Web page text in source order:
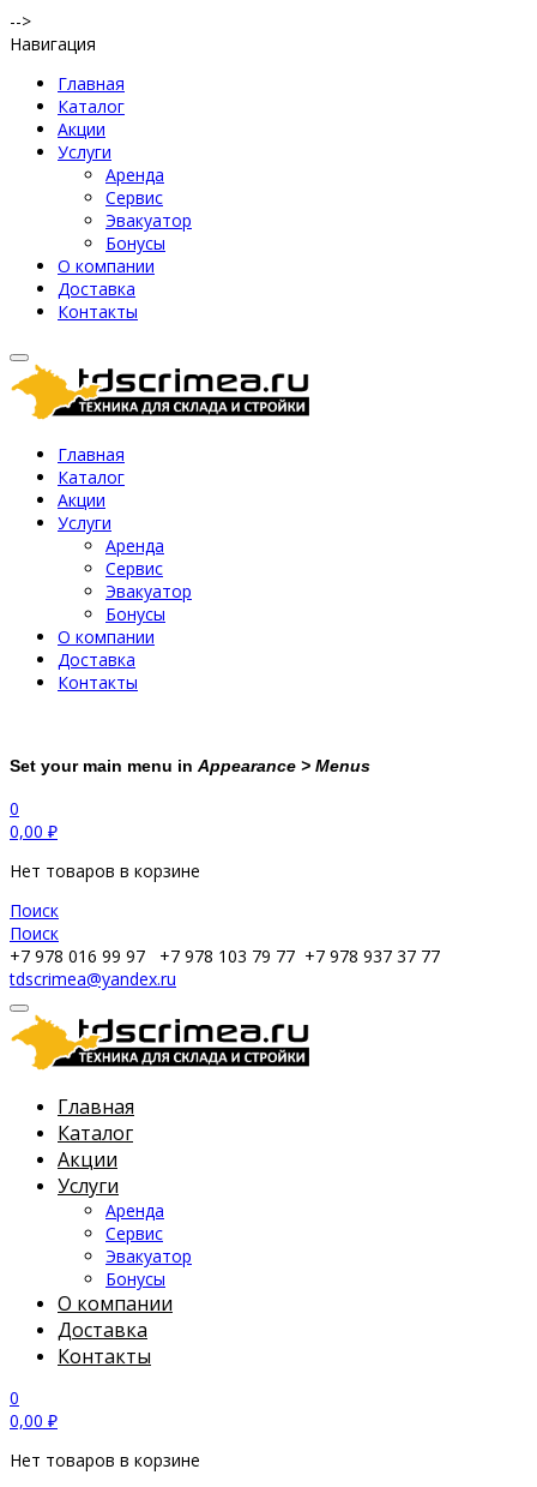
-->
Навигация
Главная
Каталог
Акции
Услуги
Аренда
Сервис
Эвакуатор
Бонусы
О компании
Доставка
Контакты
Главная
Каталог
Акции
Услуги
Аренда
Сервис
Эвакуатор
Бонусы
О компании
Доставка
Контакты
Set your main menu in Appearance > Menus
0
0,00 ₽
Нет товаров в корзине
Поиск
Поиск
+7 978 016 99 97
+7 978 103 79 77 +7 978 937 37 77
tdscrimea@yandex.ru
Главная
Каталог
Акции
Услуги
Аренда
Сервис
Эвакуатор
Бонусы
О компании
Доставка
Контакты
0
0,00 ₽
Нет товаров в корзине